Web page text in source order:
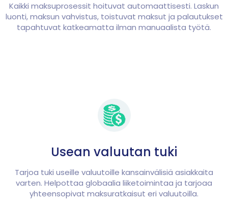
Kaikki maksuprosessit hoituvat automaattisesti. Laskun
luonti, maksun vahvistus, toistuvat maksut ja palautukset
tapahtuvat katkeamatta ilman manuaalista työtä.
Usean valuutan tuki
Tarjoa tuki useille valuutoille kansainvälisiä asiakkaita
varten. Helpottaa globaalia liiketoimintaa ja tarjoaa
yhteensopivat maksuratkaisut eri valuutoilla.